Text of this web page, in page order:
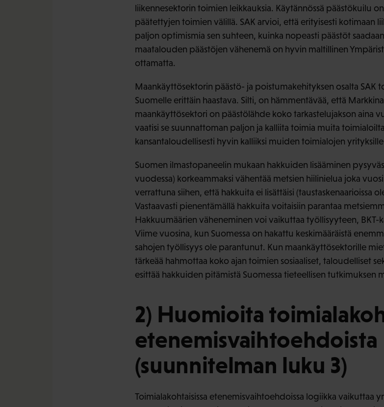
liikennesektorin toimien leikkauksia. Käytännössä päästökuilu
päätettyjen toimien välillä. SAK arvioi, että erityisesti kotimaan
paljon optimismia sen suhteen, kuinka nopeasti päästöt
maatalouden päästöjen vähenemä on hyvin maltillinen
ottamatta.
Maankäyttösektorin päästö- ja poistumakehityksen osalta SAK
Suomelle erittäin haastava. Silti, on hämmentävää, että
maankäyttösektori on päästölähde koko tarkastelujakson aina
vaatisi se suunnattoman paljon ja kalliita toimia muita
kansantaloudellisesti hyvin kalliiksi muiden toimialojen
Suomen ilmastopaneelin mukaan hakkuiden lisääminen
vuodessa) korkeammaksi vähentää metsien hiilinielua joka
verrattuna siihen, että hakkuita ei lisättäisi (taustaskenaarioissa
Vastaavasti pienentämällä hakkuita voitaisiin parantaa
Hakkuumäärien väheneminen voi vaikuttaa työllisyyteen, BKT-
Viime vuosina, kun Suomessa on hakattu keskimääräistä
sahojen työllisyys ole parantunut. Kun maankäyttösektorille
tärkeää hahmottaa koko ajan toimien sosiaaliset, taloudelliset
esittää hakkuiden pitämistä Suomessa tieteellisen tutkimuksen
2) Huomioita
etenemisvaihtoehdoista
(suunnitelman luku 3)
Toimialakohtaisissa etenemisvaihtoehdoissa logiikka vaikuttaa